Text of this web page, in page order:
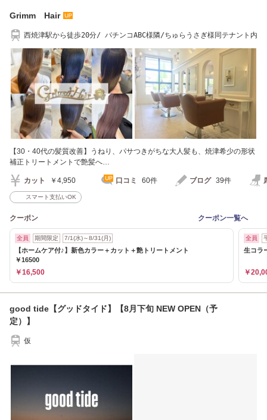
Grimm Hair
西焼津駅から徒歩20分/ パチンコABC様隣/ちゅらうさぎ様同テナント内
【30・40代の髪質改善】うねり、パサつきがちな大人髪も、焼津希少の形状
補正トリートメントで艶髪へ…
カット ￥4,950 口コミ 60件 ブログ 39件
スマート支払いOK
クーポン クーポン一覧へ
全員 期間限定 7/1(水)～8/31(月)
【ホームケア付♪】新色カラー＋カット＋艶トリートメント
￥16500
￥16,500
全員
生コラ
￥
good tide【グッドタイド】【8月下旬 NEW OPEN（予
定）】
仮